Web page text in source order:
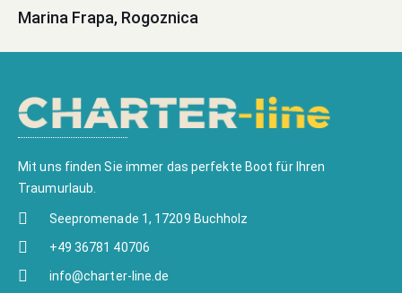
Marina Frapa, Rogoznica
Mit uns finden Sie immer das perfekte Boot für Ihren
Traumurlaub.
Seepromenade 1, 17209 Buchholz
+49 36781 40706
info@charter-line.de